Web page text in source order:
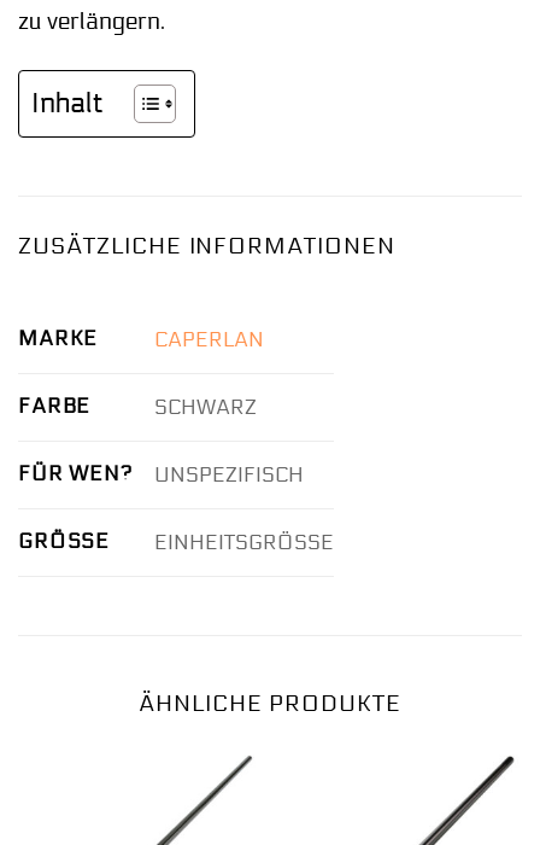
zu verlängern.
Inhalt
ZUSÄTZLICHE INFORMATIONEN
MARKE CAPERLAN
FARBE SCHWARZ
FÜR WEN? UNSPEZIFISCH
GRÖSSE EINHEITSGRÖSSE
ÄHNLICHE PRODUKTE